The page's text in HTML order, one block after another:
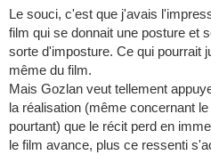
Le souci, c'est que j'avais
film qui se donnait une posture et
sorte d'imposture. Ce qui pourrait
même du film.
Mais Gozlan veut tellement
la réalisation (même concernant
pourtant) que le récit perd en
le film avance, plus ce ressenti